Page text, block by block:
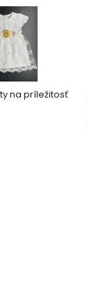
na príležitosť